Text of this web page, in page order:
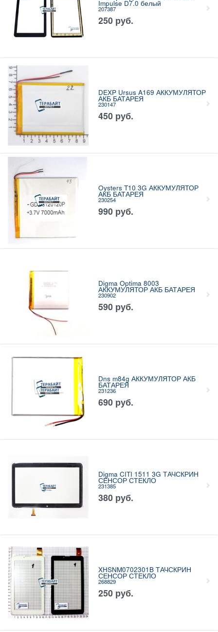
Impulse D7.0 белый
207387
250 руб.
DEXP Ursus A169 АККУМУЛЯТОР
АКБ БАТАРЕЯ
230147
450 руб.
Oysters T10 3G АККУМУЛЯТОР
АКБ БАТАРЕЯ
230254
990 руб.
Digma Optima 8003
АККУМУЛЯТОР АКБ БАТАРЕЯ
230902
590 руб.
Dns m84g АККУМУЛЯТОР АКБ
БАТАРЕЯ
231236
690 руб.
Digma CITI 1511 3G ТАЧСКРИН
СЕНСОР СТЕКЛО
231385
380 руб.
XHSNM0702301B ТАЧСКРИН
СЕНСОР СТЕКЛО
268829
250 руб.